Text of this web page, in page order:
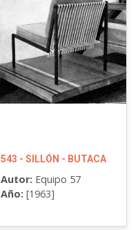
543 - SILLÓN - BUTACA
Autor: Equipo 57
Año: [1963]